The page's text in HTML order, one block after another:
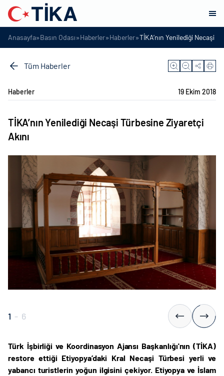
Anasayfa»Basın Odası»Haberler»Haberler»TİKA’nın Yenilediği Necaşi
Tüm Haberler
Haberler 19 Ekim 2018
TİKA’nın Yenilediği Necaşi Türbesine Ziyaretçi
Akını
1 - 6
Türk İşbirliği ve Koordinasyon Ajansı Başkanlığı'nın (TİKA)
restore ettiği Etiyopya’daki Kral Necaşi Türbesi yerli ve
yabancı turistlerin yoğun ilgisini çekiyor. Etiyopya ve İslam